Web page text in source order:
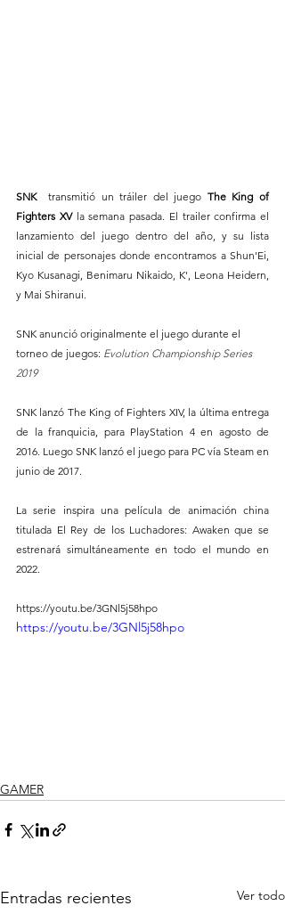
SNK transmitió un tráiler del juego The King of
Fighters XV la semana pasada. El trailer confirma el
lanzamiento del juego dentro del año, y su lista
inicial de personajes donde encontramos a Shun'Ei,
Kyo Kusanagi, Benimaru Nikaido, K', Leona Heidern,
y Mai Shiranui.
SNK anunció originalmente el juego durante el
torneo de juegos: Evolution Championship Series
2019
SNK lanzó The King of Fighters XIV, la última entrega
de la franquicia, para PlayStation 4 en agosto de
2016. Luego SNK lanzó el juego para PC vía Steam en
junio de 2017.
La serie inspira una película de animación china
titulada El Rey de los Luchadores: Awaken que se
estrenará simultáneamente en todo el mundo en
2022.
https://youtu.be/3GNl5j58hpo
https://youtu.be/3GNl5j58hpo
GAMER
Entradas recientes Ver todo